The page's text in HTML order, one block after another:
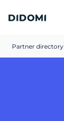
Partner directory